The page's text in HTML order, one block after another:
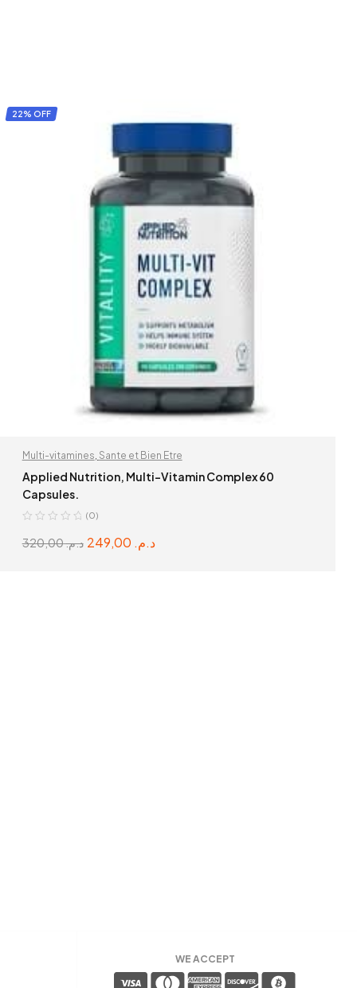
22% OFF
Multi-vitamines Sante et Bien Etre
Applied Nutrition, Multi-Vitamin Complex 60
Capsules.
(0)
د.م.320,00 د.م.
WE ACCEPT